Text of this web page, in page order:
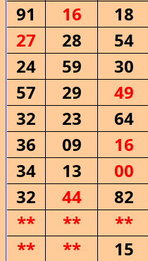
91
16 18
27
28 54
24
59 30
57
29 49
32
23 64
36
09 16
34
13 00
32
44 82
**
** **
**
** 15